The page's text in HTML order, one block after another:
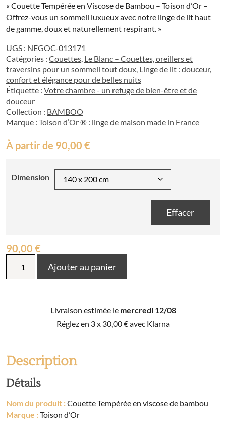
« Couette Tempérée en Viscose de Bambou – Toison d’Or –
Offrez-vous un sommeil luxueux avec notre linge de lit haut
de gamme, doux et naturellement respirant. »
UGS : NEGOC-013171
Catégories : Couettes, Le Blanc – Couettes, oreillers et
traversins pour un sommeil tout doux, Linge de lit : douceur,
confort et élégance pour de belles nuits
Étiquette : Votre chambre - un refuge de bien-être et de
douceur
Collection : BAMBOO
Marque : Toison d’Or ® : linge de maison made in France
À partir de 90,00 €
Dimension
Effacer
90,00 €
Couette
Ajouter au panier
Livraison estimée le mercredi 12/08
Réglez en 3 x 30,00 €avec Klarna
Description
Détails
Nom du produit :Couette Tempérée en viscose de bambou
Marque :Toison d’Or